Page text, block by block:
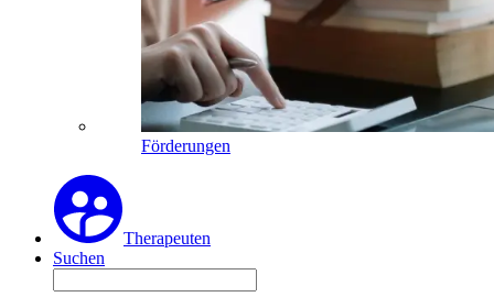
Förderungen
Therapeuten
Suchen